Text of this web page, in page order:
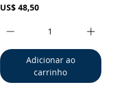
Preço
US$ 48,50
Adicionar ao
carrinho